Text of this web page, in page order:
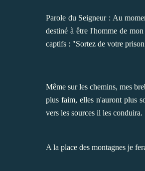
Parole du Seigneur : Au
destiné à être l'homme de
captifs : "Sortez de votre
Même sur les chemins, mes
plus faim, elles n'auront plus
vers les sources il les conduira.
A la place des montagnes je